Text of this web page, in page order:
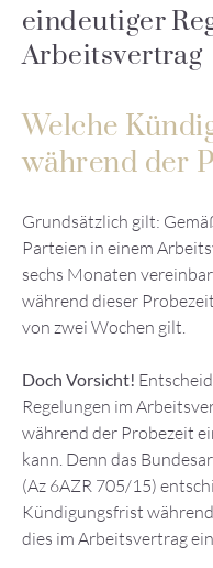
eindeutiger
Arbeitsvertrag
Welche
während der
Grundsätzlich gilt:
Parteien in einem
sechs Monaten
während dieser
von zwei Wochen gilt.
Doch Vorsicht!
Regelungen im
während der Probezeit
kann. Denn das
(Az 6AZR 705/15)
Kündigungsfrist
dies im Arbeitsvertrag